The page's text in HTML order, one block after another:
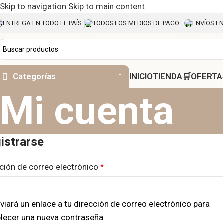
Skip to navigation Skip to main content
ENTREGA EN TODO EL PAÍS TODOS LOS MEDIOS DE PAGO ENVÍOS
Categorías INICIOTIENDA🛒︎
Mi cuenta
de correo electrónico *
un enlace a tu dirección de correo electrónico para
una nueva contraseña.